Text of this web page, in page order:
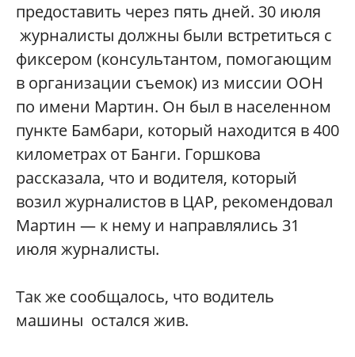
предоставить через пять дней. 30 июля
журналисты должны были встретиться с
фиксером (консультантом, помогающим
в организации съемок) из миссии ООН
по имени Мартин. Он был в населенном
пункте Бамбари, который находится в 400
километрах от Банги. Горшкова
рассказала, что и водителя, который
возил журналистов в ЦАР, рекомендовал
Мартин — к нему и направлялись 31
июля журналисты.
Так же сообщалось, что водитель
машины остался жив.